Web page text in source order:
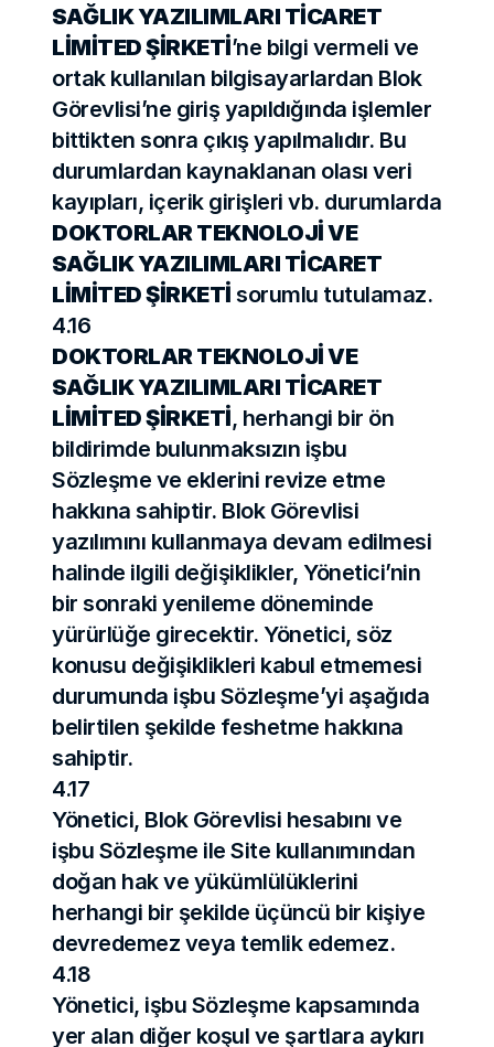
SAĞLIK YAZILIMLARI TİCARET
LİMİTED ŞİRKETİ’ne bilgi vermeli ve
ortak kullanılan bilgisayarlardan Blok
Görevlisi’ne giriş yapıldığında işlemler
bittikten sonra çıkış yapılmalıdır. Bu
durumlardan kaynaklanan olası veri
DOKTORLAR TEKNOLOJİ VE
SAĞLIK YAZILIMLARI TİCARET
LİMİTED ŞİRKETİ sorumlu tutulamaz.
4.16
DOKTORLAR TEKNOLOJİ VE
SAĞLIK YAZILIMLARI TİCARET
LİMİTED ŞİRKETİ, herhangi bir ön
bildirimde bulunmaksızın işbu
Sözleşme ve eklerini revize etme
hakkına sahiptir. Blok Görevlisi
yazılımını kullanmaya devam edilmesi
halinde ilgili değişiklikler, Yönetici’nin
bir sonraki yenileme döneminde
yürürlüğe girecektir. Yönetici, söz
konusu değişiklikleri kabul etmemesi
durumunda işbu Sözleşme’yi aşağıda
belirtilen şekilde feshetme hakkına
sahiptir.
4.17
Yönetici, Blok Görevlisi hesabını ve
işbu Sözleşme ile Site kullanımından
doğan hak ve yükümlülüklerini
herhangi bir şekilde üçüncü bir kişiye
devredemez veya temlik edemez.
4.18
Yönetici, işbu Sözleşme kapsamında
yer alan diğer koşul ve şartlara aykırı